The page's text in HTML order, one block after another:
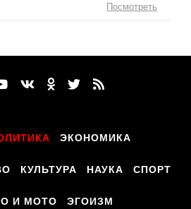
Посмотреть
ЭКОНОМИКА
КУЛЬТУРА НАУКА СПОРТ
И МОТО ЭГОИЗМ